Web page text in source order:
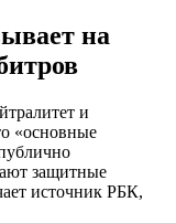
на
и
«основные
защитные
источник РБК,